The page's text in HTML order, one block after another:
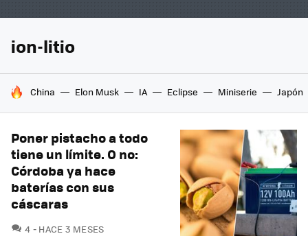
ion-litio
HOY SE HABLA DE
China Elon Musk IA Eclipse Miniserie Japón
Poner pistacho a todo
tiene un límite. O no:
Córdoba ya hace
baterías con sus
cáscaras
4 COMENTARIOS
HACE 3 MESES